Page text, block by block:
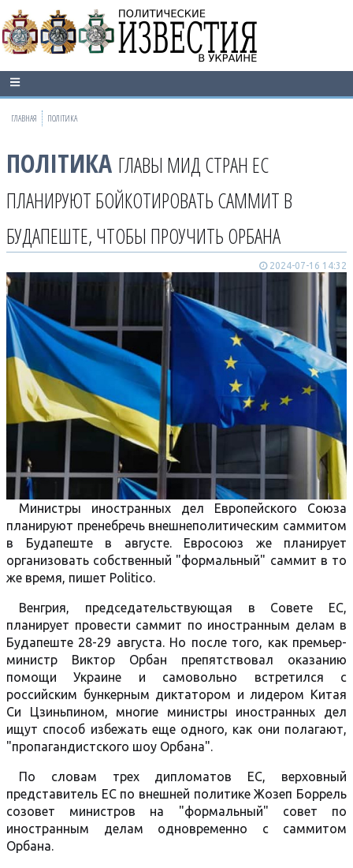
ГЛАВНАЯ ПОЛІТИКА
ПОЛІТИКА ГЛАВЫ МИД СТРАН ЕС
ПЛАНИРУЮТ БОЙКОТИРОВАТЬ САММИТ В
БУДАПЕШТЕ, ЧТОБЫ ПРОУЧИТЬ ОРБАНА
2024-07-16 14:32
Министры иностранных дел Европейского Союза
планируют пренебречь внешнеполитическим саммитом
в Будапеште в августе. Евросоюз же планирует
организовать собственный "формальный" саммит в то
же время, пишет Politico.
Венгрия, председательствующая в Совете ЕС,
планирует провести саммит по иностранным делам в
Будапеште 28-29 августа. Но после того, как премьер-
министр Виктор Орбан препятствовал оказанию
помощи Украине и самовольно встретился с
российским бункерным диктатором и лидером Китая
Си Цзиньпином, многие министры иностранных дел
ищут способ избежать еще одного, как они полагают,
"пропагандистского шоу Орбана".
По словам трех дипломатов ЕС, верховный
представитель ЕС по внешней политике Жозеп Боррель
созовет министров на "формальный" совет по
иностранным делам одновременно с саммитом
Орбана.